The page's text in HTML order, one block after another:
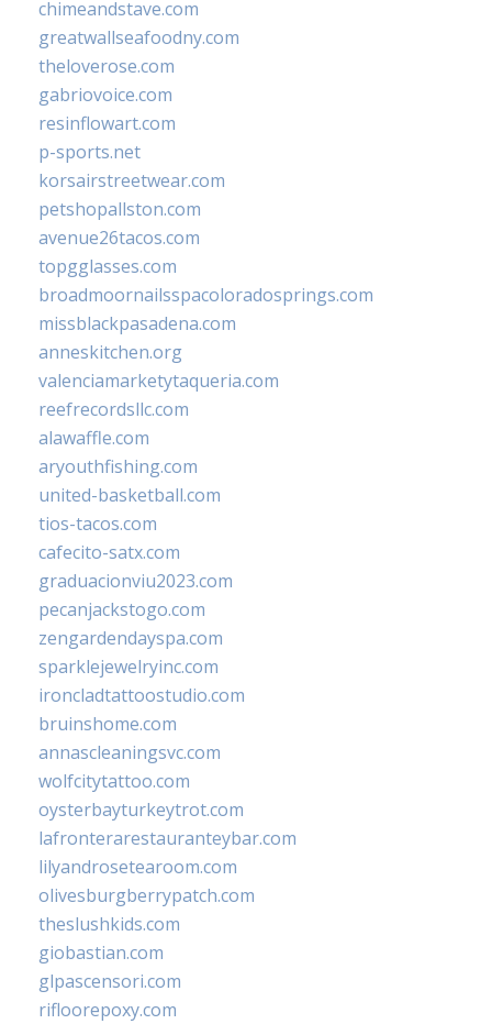
chimeandstave.com
greatwallseafoodny.com
theloverose.com
gabriovoice.com
resinflowart.com
p-sports.net
korsairstreetwear.com
petshopallston.com
avenue26tacos.com
topgglasses.com
broadmoornailsspacoloradosprings.com
missblackpasadena.com
anneskitchen.org
valenciamarketytaqueria.com
reefrecordsllc.com
alawaffle.com
aryouthfishing.com
united-basketball.com
tios-tacos.com
cafecito-satx.com
graduacionviu2023.com
pecanjackstogo.com
zengardendayspa.com
sparklejewelryinc.com
ironcladtattoostudio.com
bruinshome.com
annascleaningsvc.com
wolfcitytattoo.com
oysterbayturkeytrot.com
lafronterarestauranteybar.com
lilyandrosetearoom.com
olivesburgberrypatch.com
theslushkids.com
giobastian.com
glpascensori.com
rifloorepoxy.com